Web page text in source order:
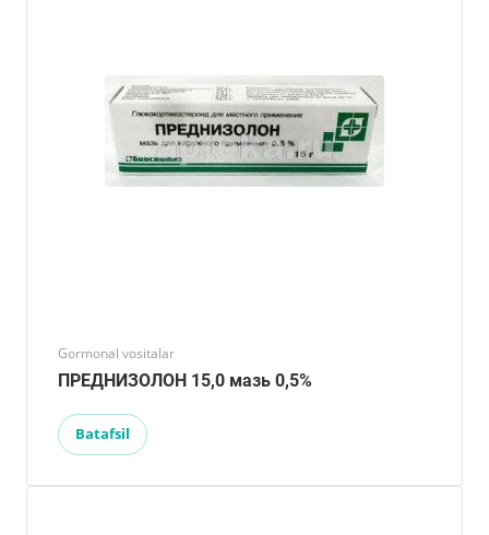
Gormonal vositalar
ПРЕДНИЗОЛОН 15,0 мазь 0,5%
Batafsil